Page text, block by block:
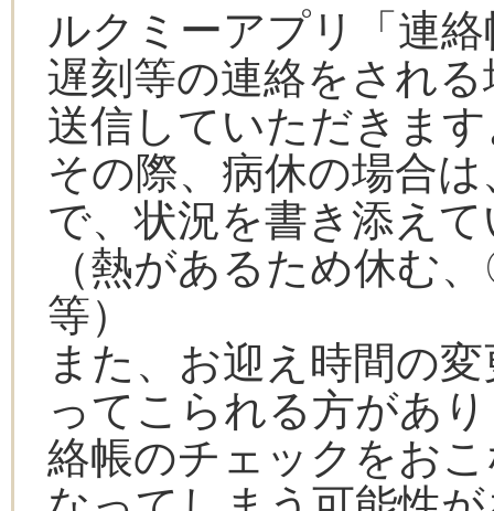
ルクミーアプリ「連
遅刻等の連絡をされ
送信していただきま
その際、病休の場合
で、状況を書き添え
（熱があるため休む
等）
また、お迎え時間の
ってこられる方があ
絡帳のチェックをお